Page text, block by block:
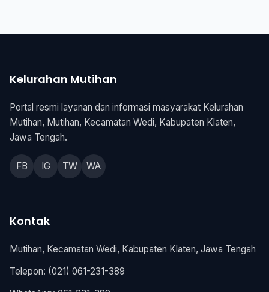
Kelurahan Mutihan
Portal resmi layanan dan informasi masyarakat Kelurahan
Mutihan, Mutihan, Kecamatan Wedi, Kabupaten Klaten,
Jawa Tengah.
FB IG TW WA
Kontak
Mutihan, Kecamatan Wedi, Kabupaten Klaten, Jawa Tengah
Telepon: (021) 061-231-389